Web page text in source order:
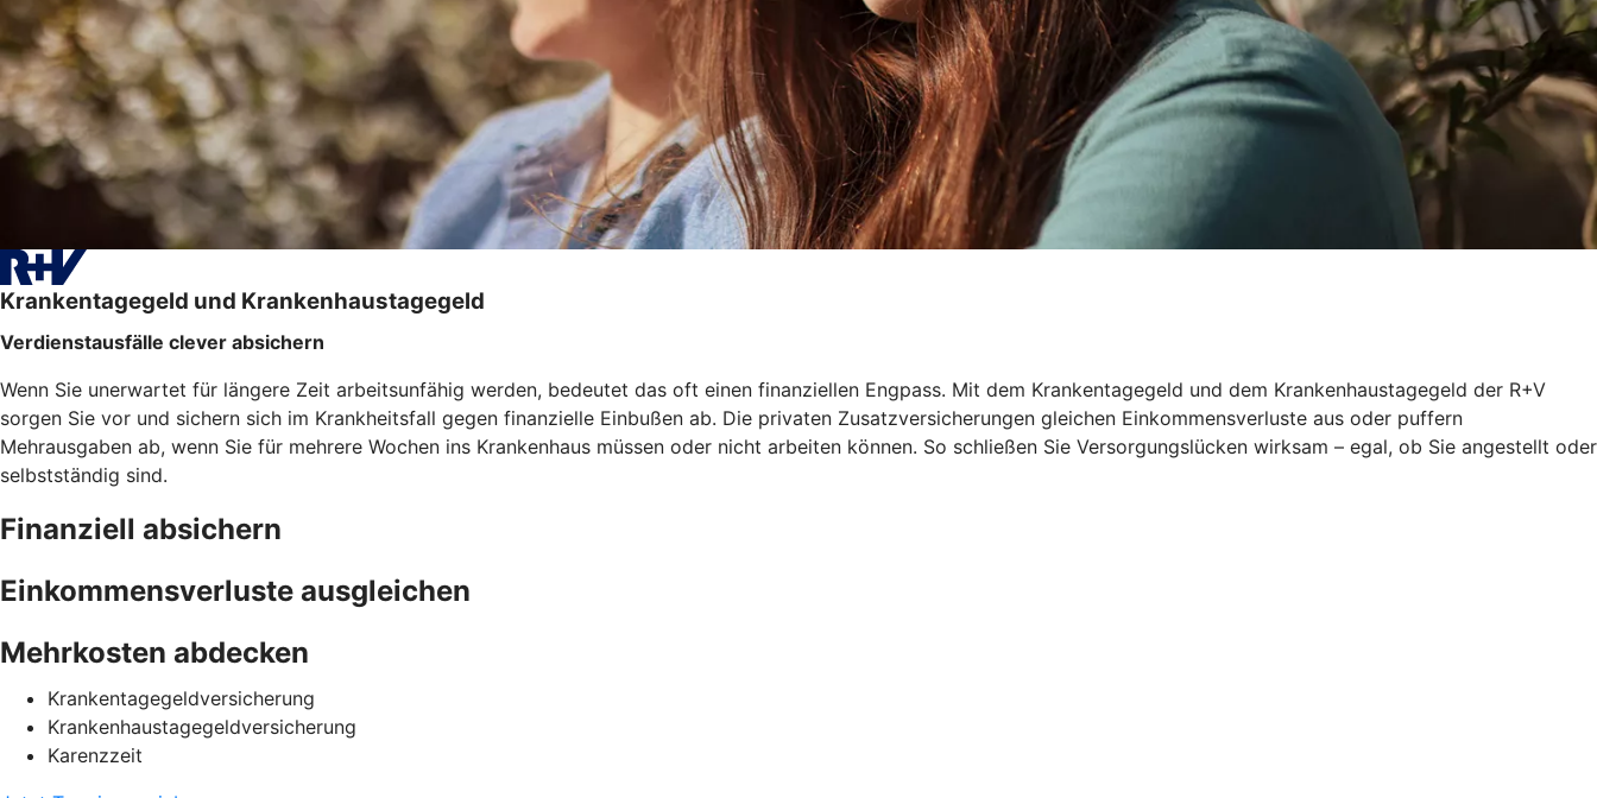
Krankentagegeld und Krankenhaustagegeld
Verdienstausfälle clever absichern
Wenn Sie unerwartet für längere Zeit arbeitsunfähig werden, bedeutet das oft einen finanziellen Engpass. Mit dem Krankentagegeld und dem Krankenhaustagegeld der R+V
sorgen Sie vor und sichern sich im Krankheitsfall gegen finanzielle Einbußen ab. Die privaten Zusatzversicherungen gleichen Einkommensverluste aus oder puffern
Mehrausgaben ab, wenn Sie für mehrere Wochen ins Krankenhaus müssen oder nicht arbeiten können. So schließen Sie Versorgungslücken wirksam – egal, ob Sie angestellt oder
selbstständig sind.
Finanziell absichern
Einkommensverluste ausgleichen
Mehrkosten abdecken
Krankentagegeldversicherung
Krankenhaustagegeldversicherung
Karenzzeit